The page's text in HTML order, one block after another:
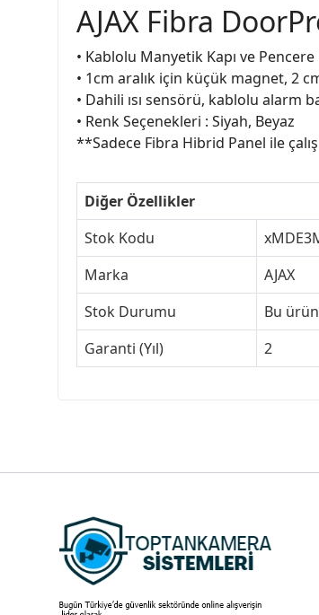
AJAX Fibra
• Kablolu Manyetik Kapı ve Pencere
• 1cm aralık için küçük magnet, 2
• Dahili ısı sensörü, kablolu
• Renk Seçenekleri : Siyah, Beyaz
**Sadece Fibra Hibrid Panel ile
Diğer Özellikler
Stok Kodu
Marka
AJAX
Stok Durumu
Bu
Garanti (Yıl)
2